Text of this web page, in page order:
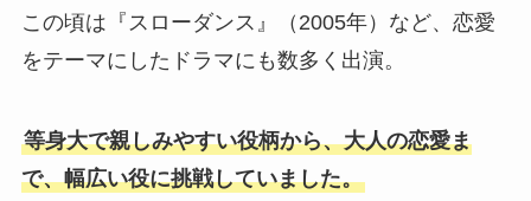
この頃は『スローダンス』（2005年）など、恋愛
をテーマにしたドラマにも数多く出演。
等身大で親しみやすい役柄から、大人の恋愛ま
で、幅広い役に挑戦していました。